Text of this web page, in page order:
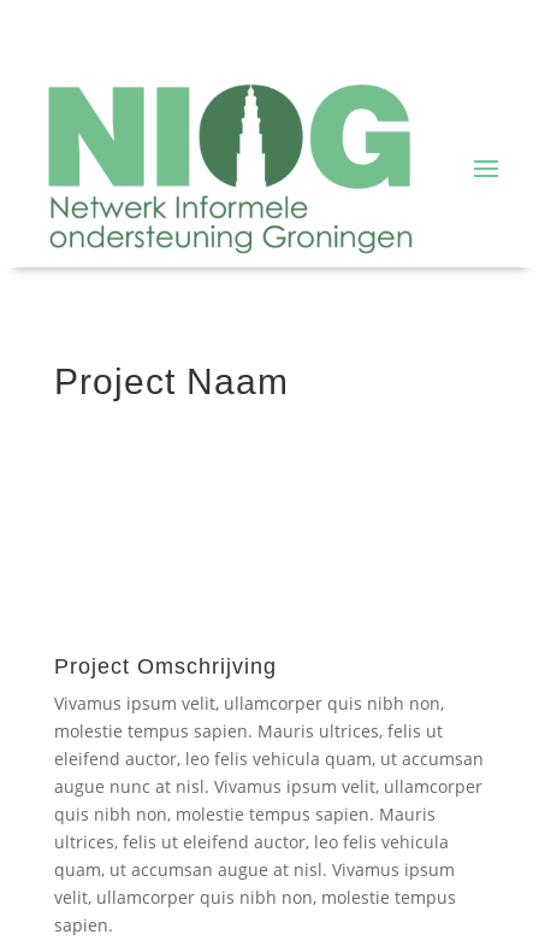
Project Naam
Project Omschrijving
Vivamus ipsum velit, ullamcorper quis nibh non,
molestie tempus sapien. Mauris ultrices, felis ut
eleifend auctor, leo felis vehicula quam, ut accumsan
augue nunc at nisl. Vivamus ipsum velit, ullamcorper
quis nibh non, molestie tempus sapien. Mauris
ultrices, felis ut eleifend auctor, leo felis vehicula
quam, ut accumsan augue at nisl. Vivamus ipsum
velit, ullamcorper quis nibh non, molestie tempus
sapien.